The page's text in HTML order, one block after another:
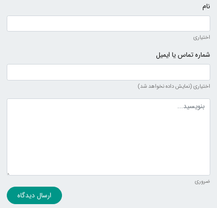
نام
اختیاری
شماره تماس یا ایمیل
اختیاری (نمایش داده نخواهد شد)
متن دیدگاه
ضروری
ارسال دیدگاه